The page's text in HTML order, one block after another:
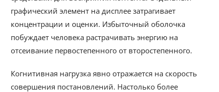
графический элемент на дисплее затрагивает
концентрации и оценки. Избыточный оболочка
побуждает человека растрачивать энергию на
отсеивание первостепенного от второстепенного.
Когнитивная нагрузка явно отражается на скорость
совершения постановлений. Настолько более